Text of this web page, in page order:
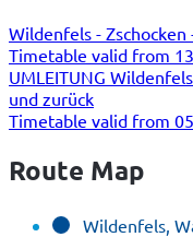
Wildenfels -
Timetable valid from
UMLEITUNG
und zurück
Timetable valid from
Route Map
Wildenfels,